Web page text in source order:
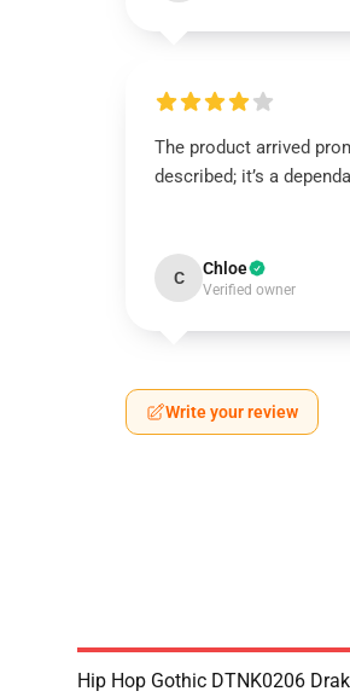
The product arrived
described; it’s a
C Chloe
Verified owner
Write your review
Hip Hop Gothic DTNK0206